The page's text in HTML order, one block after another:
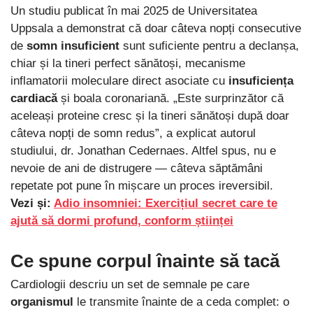
Un studiu publicat în mai 2025 de Universitatea
Uppsala a demonstrat că doar câteva nopți consecutive
de somn insuficient sunt suficiente pentru a declanșa,
chiar și la tineri perfect sănătoși, mecanisme
inflamatorii moleculare direct asociate cu insuficiența
cardiacăși boala coronariană. „Este surprinzător că
aceleași proteine cresc și la tineri sănătoși după doar
câteva nopți de somn redus”, a explicat autorul
studiului, dr. Jonathan Cedernaes. Altfel spus, nu e
nevoie de ani de distrugere — câteva săptămâni
repetate pot pune în mișcare un proces ireversibil.
Vezi și: Adio insomniei: Exercițiul secret care te
ajută să dormi profund, conform științei
Ce spune corpul înainte să tacă
Cardiologii descriu un set de semnale pe care
organismul
le transmite înainte de a ceda complet: o